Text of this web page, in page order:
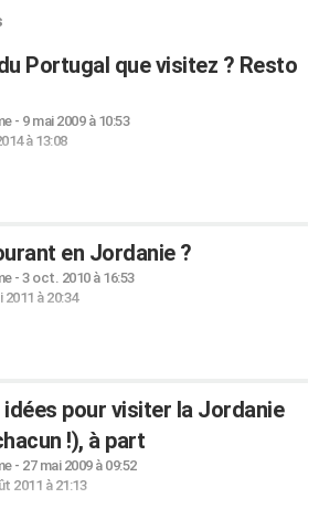
Portugal que visitez ? Resto
- 9 mai 2009 à 10:53
à 13:08
en Jordanie ?
- 3 oct. 2010 à 16:53
2011 à 20:34
idées pour visiter la Jordanie
!), à part
- 27 mai 2009 à 09:52
2011 à 21:13